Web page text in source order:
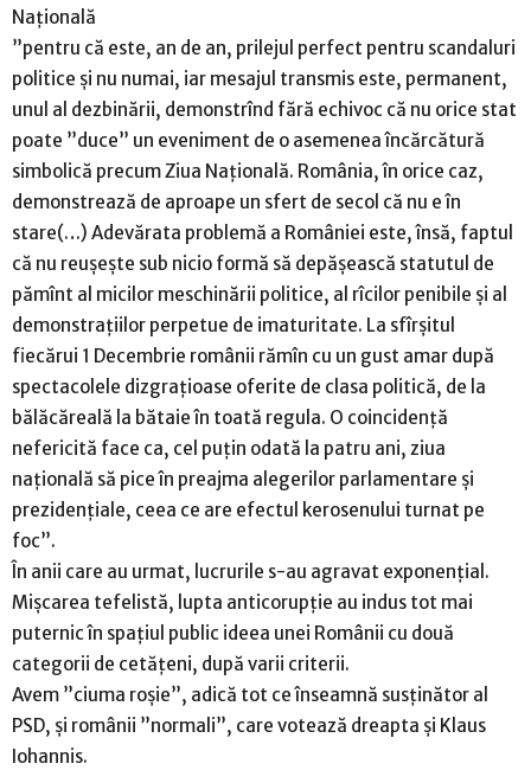
Națională
”pentru că este, an de an, prilejul perfect pentru scandaluri
politice și nu numai, iar mesajul transmis este, permanent,
unul al dezbinării, demonstrînd fără echivoc că nu orice stat
poate ”duce” un eveniment de o asemenea încărcătură
simbolică precum Ziua Națională. România, în orice caz,
demonstrează de aproape un sfert de secol că nu e în
stare(…) Adevărata problemă a României este, însă, faptul
că nu reușește sub nicio formă să depășească statutul de
pămînt al micilor meschinării politice, al rîcilor penibile și al
demonstrațiilor perpetue de imaturitate. La sfîrșitul
fiecărui 1 Decembrie românii rămîn cu un gust amar după
spectacolele dizgrațioase oferite de clasa politică, de la
bălăcăreală la bătaie în toată regula. O coincidență
nefericită face ca, cel puțin odată la patru ani, ziua
națională să pice în preajma alegerilor parlamentare și
prezidențiale, ceea ce are efectul kerosenului turnat pe
foc”.
În anii care au urmat, lucrurile s-au agravat exponențial.
Mișcarea tefelistă, lupta anticorupție au indus tot mai
puternic în spațiul public ideea unei Românii cu două
categorii de cetățeni, după varii criterii.
Avem ”ciuma roșie”, adică tot ce înseamnă susținător al
PSD, și românii ”normali”, care votează dreapta și Klaus
Iohannis.